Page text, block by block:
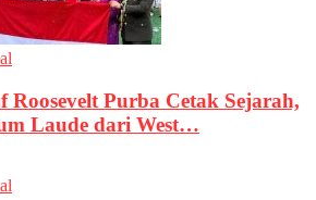
Roosevelt Purba Cetak Sejarah,
Laude dari West…